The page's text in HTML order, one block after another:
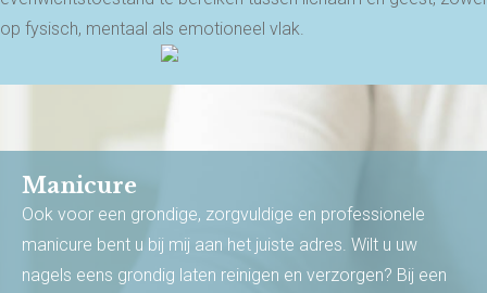
op fysisch, mentaal als emotioneel vlak.
Manicure
Ook voor een grondige, zorgvuldige en professionele
manicure bent u bij mij aan het juiste adres. Wilt u uw
nagels eens grondig laten reinigen en verzorgen? Bij een